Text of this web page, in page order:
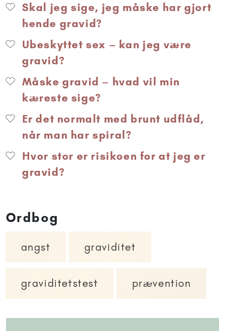
Skal jeg sige, jeg måske har gjort
hende gravid?
Ubeskyttet sex – kan jeg være
gravid?
Måske gravid – hvad vil min
kæreste sige?
Er det normalt med brunt udflåd,
når man har spiral?
Hvor stor er risikoen for at jeg er
gravid?
Ordbog
angst graviditet
graviditetstest prævention